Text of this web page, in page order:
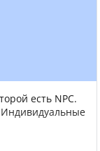
есть NPC.